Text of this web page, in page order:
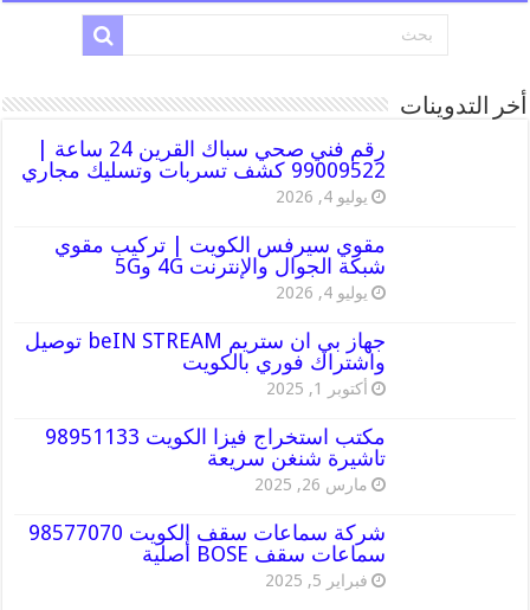
أخر التدوينات
رقم فني صحي سباك القرين 24 ساعة |
99009522 كشف تسربات وتسليك مجاري
يوليو 4, 2026
مقوي سيرفس الكويت | تركيب مقوي
شبكة الجوال والإنترنت 4G و5G
يوليو 4, 2026
جهاز بي ان ستريم beIN STREAM توصيل
واشتراك فوري بالكويت
أكتوبر 1, 2025
مكتب استخراج فيزا الكويت 98951133
تاشيرة شنغن سريعة
مارس 26, 2025
شركة سماعات سقف الكويت 98577070
سماعات سقف BOSE أصلية
فبراير 5, 2025